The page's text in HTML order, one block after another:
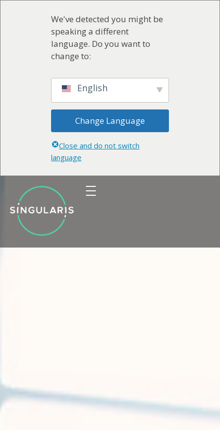
We've detected you might be
speaking a different
language. Do you want to
change to:
English
Change Language
Close and do not switch
language